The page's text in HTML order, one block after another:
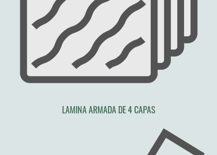
LAMINA ARMADA DE 4 CAPAS